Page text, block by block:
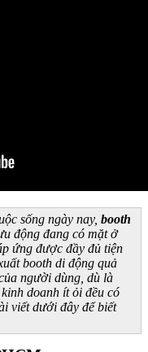
sống ngày nay, booth
động đang có mặt ở
ứng được đầy đủ tiện
booth di động quả
người dùng, dù là
doanh ít ỏi đều có
viết dưới đây để biết